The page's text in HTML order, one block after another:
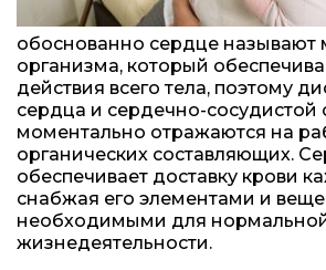
обоснованно сердце называют
организма, который
действия всего тела, поэтому
сердца и сердечно-сосудистой
моментально отражаются на
органических составляющих.
обеспечивает доставку крови
снабжая его элементами и
необходимыми для
жизнедеятельности.